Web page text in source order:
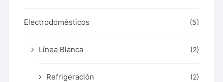
Electrodomésticos (5)
Línea Blanca (2)
Refrigeración (2)